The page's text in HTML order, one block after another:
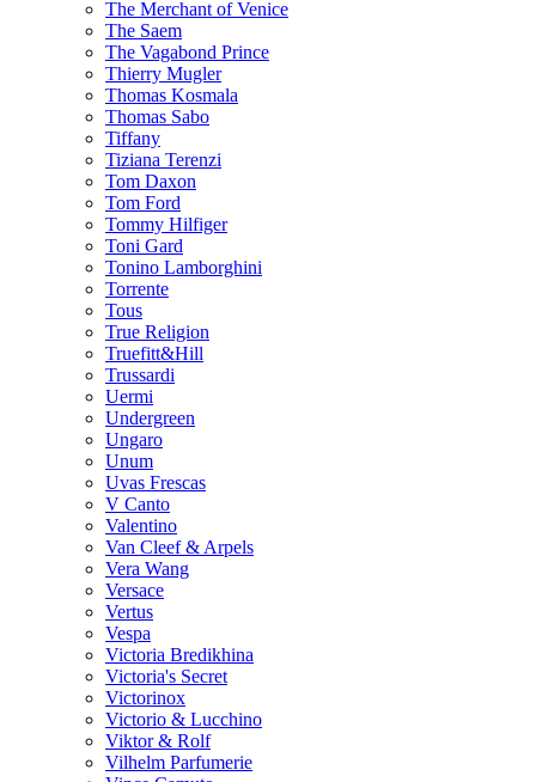
The Merchant of Venice
The Saem
The Vagabond Prince
Thierry Mugler
Thomas Kosmala
Thomas Sabo
Tiffany
Tiziana Terenzi
Tom Daxon
Tom Ford
Tommy Hilfiger
Toni Gard
Tonino Lamborghini
Torrente
Tous
True Religion
Truefitt&Hill
Trussardi
Uermi
Undergreen
Ungaro
Unum
Uvas Frescas
V Canto
Valentino
Van Cleef & Arpels
Vera Wang
Versace
Vertus
Vespa
Victoria Bredikhina
Victoria's Secret
Victorinox
Victorio & Lucchino
Viktor & Rolf
Vilhelm Parfumerie